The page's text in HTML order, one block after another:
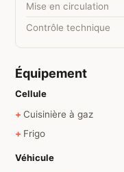
Mise en circulation
Contrôle technique
Équipement
Cellule
Cuisinière à gaz
Frigo
Véhicule